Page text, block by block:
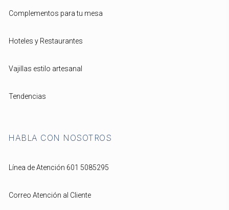
Complementos para tu mesa
Hoteles y Restaurantes
Vajillas estilo artesanal
Tendencias
HABLA CON NOSOTROS
Línea de Atención 601 5085295
Correo Atención al Cliente